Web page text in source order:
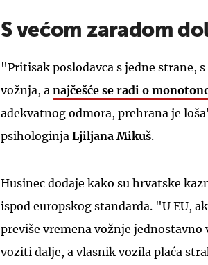
S većom zaradom
"Pritisak poslodavca s jedne strane,
vožnja, a najčešće se radi o
adekvatnog odmora, prehrana je
psihologinja Ljiljana Mikuš.
Husinec dodaje kako su hrvatske
ispod europskog standarda. "U EU,
previše vremena vožnje
voziti dalje, a vlasnik vozila plaća